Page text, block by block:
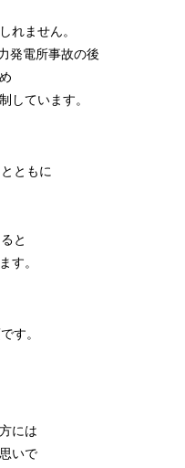
れません。
発電所事故の後
しています。
ともに
と
す。
す。
には
いで